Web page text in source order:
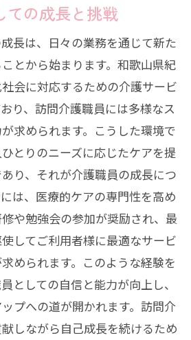
需要紀の川市で即戦力を求
の重要性
資格者需要の現状
格取得のメリット
ける資格者の必要性
ての訪問介護資格者
訪問介護資格者の活躍
市で訪問介護を通じた自己成
る自己成長の機会
訪問介護の挑戦
の自己成長の実例
ての成長と挑戦
長は、日々の業務を通じて新た
とから始まります。和歌山県紀
会に対応するための介護サービ
り、訪問介護職員には多様なス
求められます。こうした環境で
とりのニーズに応じたケアを提
り、それが介護職員の成長につ
は、医療的ケアの専門性を高め
や勉強会の参加が奨励され、最
してご利用者様に最適なサービ
められます。このような経験を
としての自信と能力が向上し、
プへの道が開かれます。訪問介
しながら自己成長を続けるため